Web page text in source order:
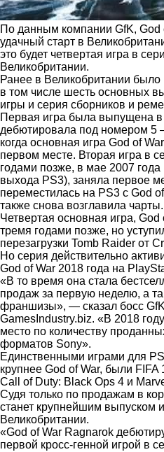
По данным компании GfK, God
удачный старт в
это будет четвертая игра в
Великобритании.
Ранее в Великобритании
в том числе шесть основных
игры и серия сборников и
Первая игра была выпущена
дебютировала под номером 5
когда основная игра God of
первом месте. Вторая игра в
годами позже, в мае 2007
выхода PS3), заняла первое
переместилась на PS3 c God
также снова возглавила чарты.
Четвертая основная игра,
тремя годами позже, но
перезагрузки Tomb Raider от
Но серия действительно
God of War 2018 года на
«В то время она стала
продаж за первую неделю, а
франшизы», — сказал босс
GamesIndustry.biz. «В 2018
место по количеству
форматов Sony».
Единственными играми для
крупнее God of War, были
Call of Duty: Black Ops 4 и
Cудя только по продажам в
станет крупнейшим выпуском
Великобритании.
«God of War Ragnarok
первой кросс-генной игрой в